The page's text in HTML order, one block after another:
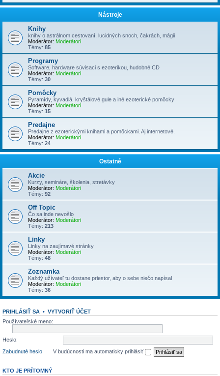
Nástroje
Knihy
knihy o astrálnom cestovaní, lucidných snoch, čakrách, mágii
Moderátor: Moderátori
Témy: 85
Programy
Software, hardware súvisaci s ezoterikou, hudobné CD
Moderátor: Moderátori
Témy: 30
Pomôcky
Pyramídy, kyvadlá, kryštálové gule a iné ezoterické pomôcky
Moderátor: Moderátori
Témy: 15
Predajne
Predajne z ezoterickými knihami a pomôckami. Aj internetové.
Moderátor: Moderátori
Témy: 24
Ostatné
Akcie
Kurzy, semináre, školenia, stretávky
Moderátor: Moderátori
Témy: 92
Off Topic
Čo sa inde nevošlo
Moderátor: Moderátori
Témy: 213
Linky
Linky na zaujímavé stránky
Moderátor: Moderátori
Témy: 48
Zoznamka
Každý užívateľ tu dostane priestor, aby o sebe niečo napísal
Moderátor: Moderátori
Témy: 36
PRIHLÁSIŤ SA • VYTVORIŤ ÚČET
Používateľské meno:
Heslo:
Zabudnuté heslo
V budúcnosti ma automaticky prihlásiť
KTO JE PRÍTOMNÝ